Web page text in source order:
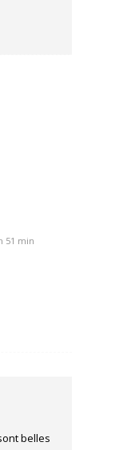
51 min
belles